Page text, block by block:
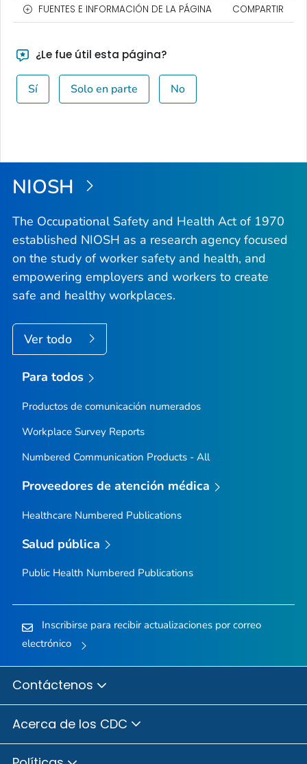
FUENTES E INFORMACIÓN DE LA PÁGINA COMPARTIR
¿Le fue útil esta página?
Sí Solo en parte No
NIOSH
The Occupational Safety and Health Act of 1970
established NIOSH as a research agency focused
on the study of worker safety and health, and
empowering employers and workers to create
safe and healthy workplaces.
Ver todo
Para todos
Productos de comunicación numerados
Workplace Survey Reports
Numbered Communication Products - All
Proveedores de atención médica
Healthcare Numbered Publications
Salud pública
Public Health Numbered Publications
Inscribirse para recibir actualizaciones por correo
electrónico
Contáctenos
Acerca de los CDC